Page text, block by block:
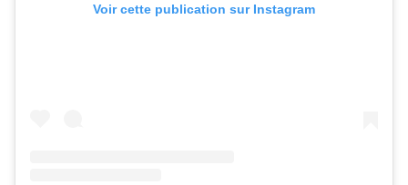
Voir cette publication sur Instagram